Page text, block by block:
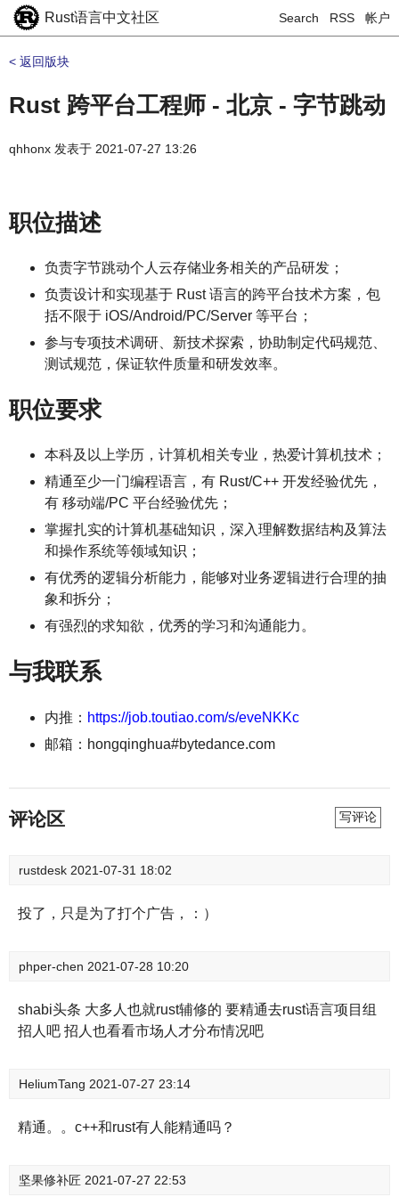
Rust语言中文社区 Search RSS 帐户
< 返回版块
Rust 跨平台工程师 - 北京 - 字节跳动
qhhonx 发表于 2021-07-27 13:26
职位描述
负责字节跳动个人云存储业务相关的产品研发；
负责设计和实现基于 Rust 语言的跨平台技术方案，包
括不限于 iOS/Android/PC/Server 等平台；
参与专项技术调研、新技术探索，协助制定代码规范、
测试规范，保证软件质量和研发效率。
职位要求
本科及以上学历，计算机相关专业，热爱计算机技术；
精通至少一门编程语言，有 Rust/C++ 开发经验优先，
有 移动端/PC 平台经验优先；
掌握扎实的计算机基础知识，深入理解数据结构及算法
和操作系统等领域知识；
有优秀的逻辑分析能力，能够对业务逻辑进行合理的抽
象和拆分；
有强烈的求知欲，优秀的学习和沟通能力。
与我联系
内推： https://job.toutiao.com/s/eveNKKc
邮箱：hongqinghua#bytedance.com
评论区 写评论
rustdesk 2021-07-31 18:02
投了，只是为了打个广告，：）
phper-chen 2021-07-28 10:20
shabi头条 大多人也就rust辅修的 要精通去rust语言项目组
招人吧 招人也看看市场人才分布情况吧
HeliumTang 2021-07-27 23:14
精通。。c++和rust有人能精通吗？
坚果修补匠 2021-07-27 22:53